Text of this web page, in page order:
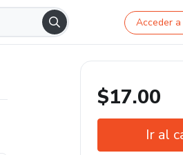
Acceder a
$17.00
Ir al